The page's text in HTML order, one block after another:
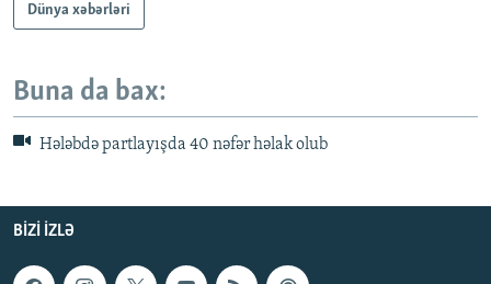
Dünya xəbərləri
Buna da bax:
Hələbdə partlayışda 40 nəfər həlak olub
BIZI IZLƏ